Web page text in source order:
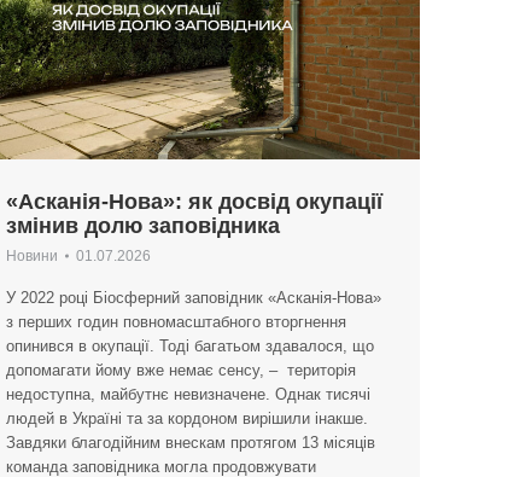
«Асканія-Нова»: як досвід окупації
змінив долю заповідника
Новини 01.07.2026
У 2022 році Біосферний заповідник «Асканія-Нова»
з перших годин повномасштабного вторгнення
опинився в окупації. Тоді багатьом здавалося, що
допомагати йому вже немає сенсу, – територія
недоступна, майбутнє невизначене. Однак тисячі
людей в Україні та за кордоном вирішили інакше.
Завдяки благодійним внескам протягом 13 місяців
команда заповідника могла продовжувати